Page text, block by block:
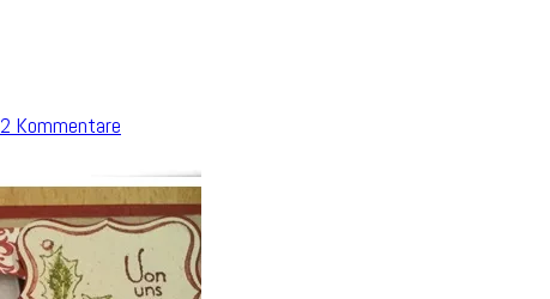
2 Kommentare